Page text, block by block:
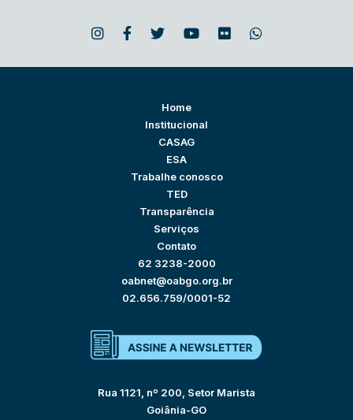
Home
Institucional
CASAG
ESA
Trabalhe conosco
TED
Transparência
Serviços
Contato
62 3238-2000
oabnet@oabgo.org.br
02.656.759/0001-52
Rua 1121, nº 200, Setor Marista
Goiânia-GO